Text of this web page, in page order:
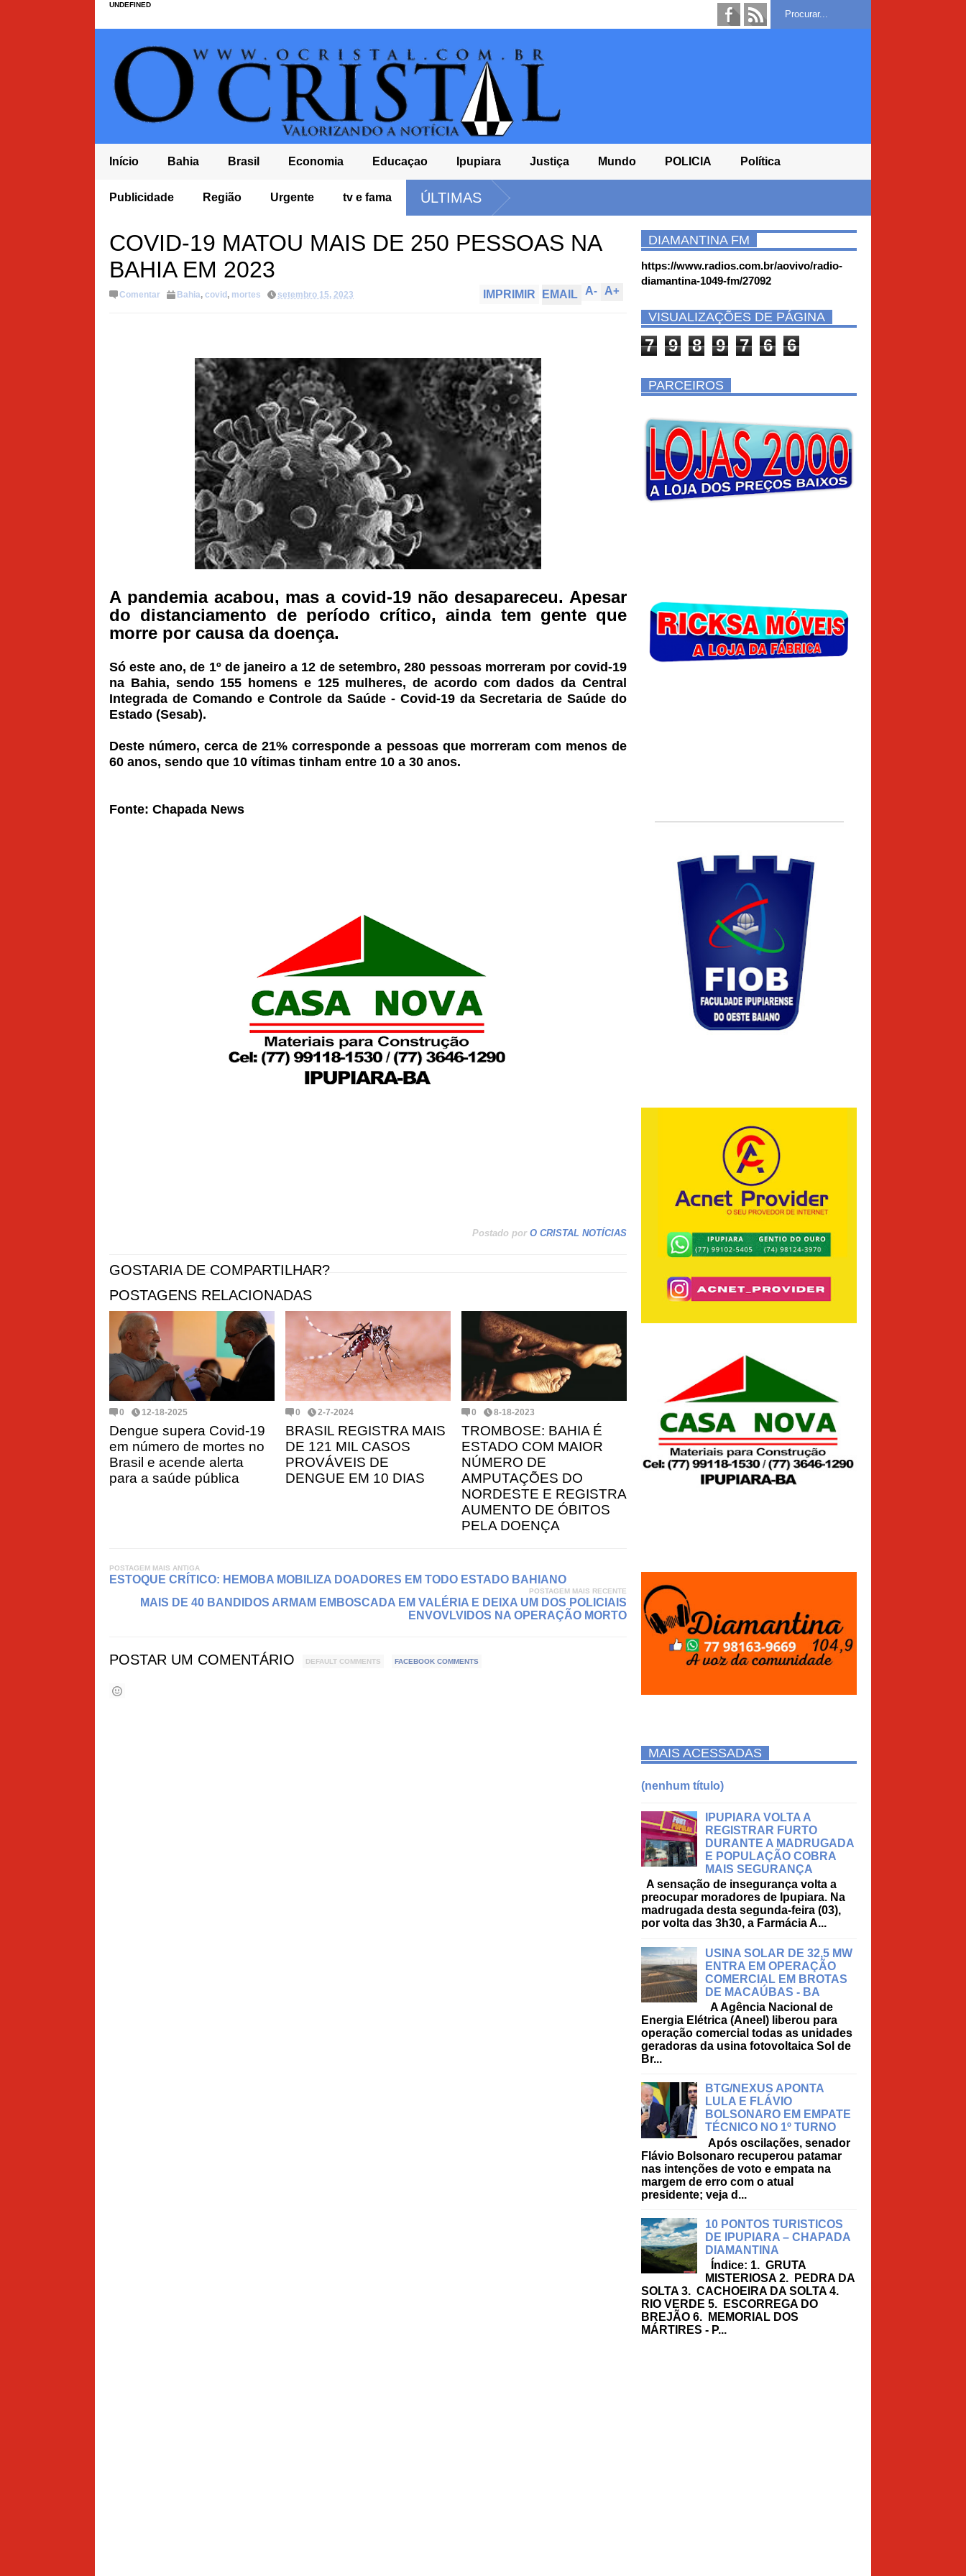
UNDEFINED
Início Bahia Brasil Economia Educaçao Ipupiara Justiça Mundo POLICIA Política
Publicidade Região Urgente tv e fama ÚLTIMAS
COVID-19 MATOU MAIS DE 250 PESSOAS NA
BAHIA EM 2023
Comentar Bahia, covid , mortes setembro 15, 2023 A+
A-
IMPRIMIR EMAIL
A pandemia acabou, mas a covid-19 não desapareceu. Apesar
do distanciamento de período crítico, ainda tem gente que
morre por causa da doença.
Só este ano, de 1º de janeiro a 12 de setembro, 280 pessoas morreram por covid-19
na Bahia, sendo 155 homens e 125 mulheres, de acordo com dados da Central
Integrada de Comando e Controle da Saúde - Covid-19 da Secretaria de Saúde do
Estado (Sesab).
Deste número, cerca de 21% corresponde a pessoas que morreram com menos de
60 anos, sendo que 10 vítimas tinham entre 10 a 30 anos.
Fonte: Chapada News
Postado por O CRISTAL NOTÍCIAS
GOSTARIA DE COMPARTILHAR?
POSTAGENS RELACIONADAS
0 12-18-2025
Dengue supera Covid-19
em número de mortes no
Brasil e acende alerta
para a saúde pública
0 2-7-2024
BRASIL REGISTRA MAIS
DE 121 MIL CASOS
PROVÁVEIS DE
DENGUE EM 10 DIAS
0 8-18-2023
TROMBOSE: BAHIA É
ESTADO COM MAIOR
NÚMERO DE
AMPUTAÇÕES DO
NORDESTE E REGISTRA
AUMENTO DE ÓBITOS
PELA DOENÇA
POSTAGEM MAIS ANTIGA
ESTOQUE CRÍTICO: HEMOBA MOBILIZA DOADORES EM TODO ESTADO BAHIANO
POSTAGEM MAIS RECENTE
MAIS DE 40 BANDIDOS ARMAM EMBOSCADA EM VALÉRIA E DEIXA UM DOS POLICIAIS
ENVOVLVIDOS NA OPERAÇÃO MORTO
POSTAR UM COMENTÁRIO DEFAULT COMMENTS FACEBOOK COMMENTS
DIAMANTINA FM
https://www.radios.com.br/aovivo/radio-
diamantina-1049-fm/27092
VISUALIZAÇÕES DE PÁGINA
7 9 8 9 7 6 6
PARCEIROS
MAIS ACESSADAS
(nenhum título)
IPUPIARA VOLTA A
REGISTRAR FURTO
DURANTE A MADRUGADA
E POPULAÇÃO COBRA
MAIS SEGURANÇA
A sensação de insegurança volta a
preocupar moradores de Ipupiara. Na
madrugada desta segunda-feira (03),
por volta das 3h30, a Farmácia A...
USINA SOLAR DE 32,5 MW
ENTRA EM OPERAÇÃO
COMERCIAL EM BROTAS
DE MACAÚBAS - BA
A Agência Nacional de
Energia Elétrica (Aneel) liberou para
operação comercial todas as unidades
geradoras da usina fotovoltaica Sol de
Br...
BTG/NEXUS APONTA
LULA E FLÁVIO
BOLSONARO EM EMPATE
TÉCNICO NO 1º TURNO
Após oscilações, senador
Flávio Bolsonaro recuperou patamar
nas intenções de voto e empata na
margem de erro com o atual
presidente; veja d...
10 PONTOS TURISTICOS
DE IPUPIARA – CHAPADA
DIAMANTINA
Índice: 1. GRUTA
MISTERIOSA 2. PEDRA DA
SOLTA 3. CACHOEIRA DA SOLTA 4.
RIO VERDE 5. ESCORREGA DO
BREJÃO 6. MEMORIAL DOS
MÁRTIRES - P...